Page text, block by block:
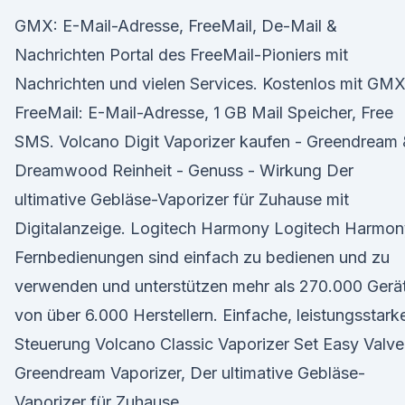
GMX: E-Mail-Adresse, FreeMail, De-Mail &
Nachrichten Portal des FreeMail-Pioniers mit
Nachrichten und vielen Services. Kostenlos mit GMX
FreeMail: E-Mail-Adresse, 1 GB Mail Speicher, Free
SMS. Volcano Digit Vaporizer kaufen - Greendream
Dreamwood Reinheit - Genuss - Wirkung Der
ultimative Gebläse-Vaporizer für Zuhause mit
Digitalanzeige. Logitech Harmony Logitech
Fernbedienungen sind einfach zu bedienen und zu
verwenden und unterstützen mehr als 270.000
von über 6.000 Herstellern. Einfache,
Steuerung Volcano Classic Vaporizer Set Easy
Greendream Vaporizer, Der ultimative Gebläse-